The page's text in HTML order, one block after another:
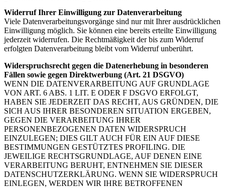
Widerruf Ihrer Einwilligung zur Datenverarbeitung
Viele Datenverarbeitungsvorgänge sind nur mit Ihrer ausdrücklichen
Einwilligung möglich. Sie können eine bereits erteilte Einwilligung
jederzeit widerrufen. Die Rechtmäßigkeit der bis zum Widerruf
erfolgten Datenverarbeitung bleibt vom Widerruf unberührt.
Widerspruchsrecht gegen die Datenerhebung in besonderen
Fällen sowie gegen Direktwerbung (Art. 21 DSGVO)
WENN DIE DATENVERARBEITUNG AUF GRUNDLAGE
VON ART. 6 ABS. 1 LIT. E ODER F DSGVO ERFOLGT,
HABEN SIE JEDERZEIT DAS RECHT, AUS GRÜNDEN, DIE
SICH AUS IHRER BESONDEREN SITUATION ERGEBEN,
GEGEN DIE VERARBEITUNG IHRER
PERSONENBEZOGENEN DATEN WIDERSPRUCH
EINZULEGEN; DIES GILT AUCH FÜR EIN AUF DIESE
BESTIMMUNGEN GESTÜTZTES PROFILING. DIE
JEWEILIGE RECHTSGRUNDLAGE, AUF DENEN EINE
VERARBEITUNG BERUHT, ENTNEHMEN SIE DIESER
DATENSCHUTZERKLÄRUNG. WENN SIE WIDERSPRUCH
EINLEGEN, WERDEN WIR IHRE BETROFFENEN